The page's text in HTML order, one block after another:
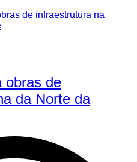
obras de
da Norte da